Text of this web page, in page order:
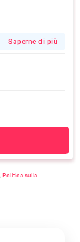
Saperne di più
Politica sulla